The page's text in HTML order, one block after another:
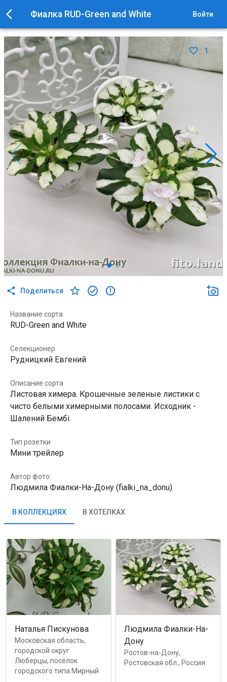
Фиалка RUD-Green and White Войти
1
Поделиться
Название сорта
RUD-Green and White
Селекционер
Рудницкий Евгений
Описание сорта
Листовая химера. Крошечные зеленые листики с
чисто белыми химерными полосами. Исходник -
Шалений Бембi.
Тип розетки
Мини трейлер
Автор фото:
Людмила Фиалки-На-Дону (fialki_na_donu)
В КОЛЛЕКЦИЯХ В ХОТЕЛКАХ
Наталья Пискунова
Московская область,
городской округ
Люберцы, посёлок
городского типа Мирный
Людмила Фиалки-На-
Дону
Ростов-на-Дону,
Ростовская обл., Россия